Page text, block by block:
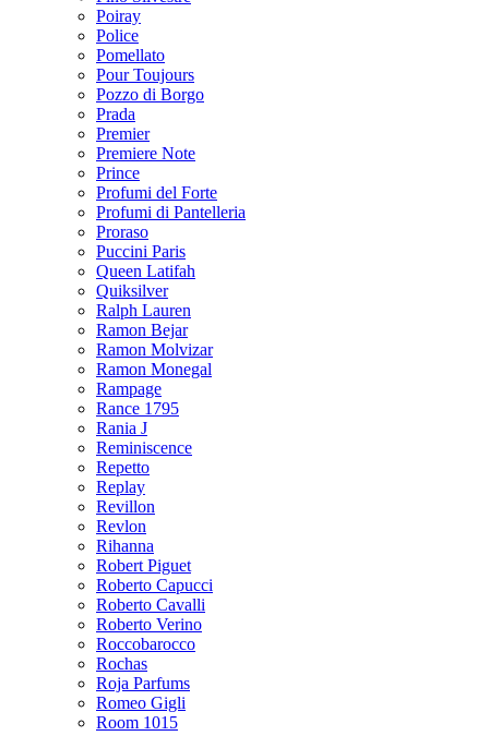
Poiray
Police
Pomellato
Pour Toujours
Pozzo di Borgo
Prada
Premier
Premiere Note
Prince
Profumi del Forte
Profumi di Pantelleria
Proraso
Puccini Paris
Queen Latifah
Quiksilver
Ralph Lauren
Ramon Bejar
Ramon Molvizar
Ramon Monegal
Rampage
Rance 1795
Rania J
Reminiscence
Repetto
Replay
Revillon
Revlon
Rihanna
Robert Piguet
Roberto Capucci
Roberto Cavalli
Roberto Verino
Roccobarocco
Rochas
Roja Parfums
Romeo Gigli
Room 1015